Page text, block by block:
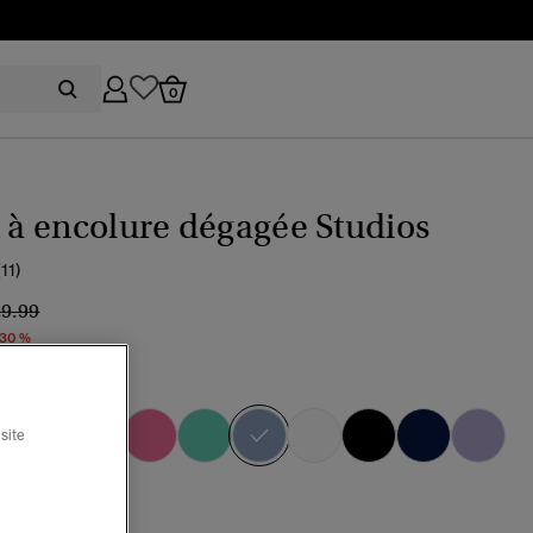
0
encolure dégagée Studios
réduit de
à
%
sélectionné